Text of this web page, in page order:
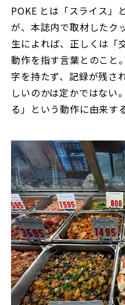
POKE とは「スライス」
が、本誌内で取材したク
生によれば、正しくは「
動作を指す言葉とのこと
字を持たず、記録が残さ
しいのかは定かではない
る」という動作に由来す